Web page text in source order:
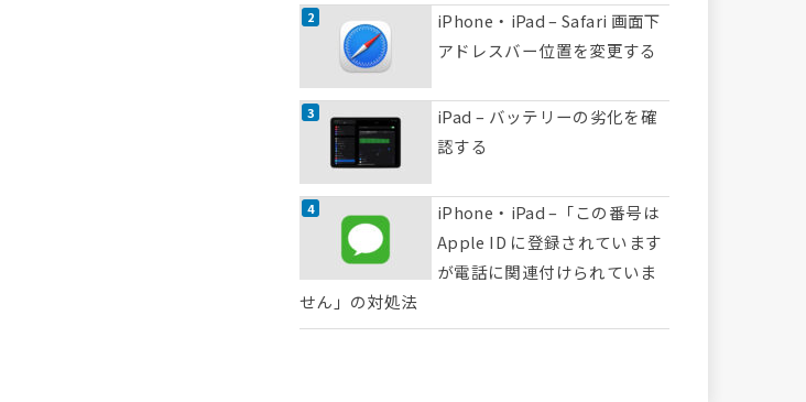
iPhone・iPad – Safari 画面下
アドレスバー位置を変更する
iPad – バッテリーの劣化を確
認する
iPhone・iPad –「この番号は
Apple ID に登録されています
が電話に関連付けられていま
せん」の対処法